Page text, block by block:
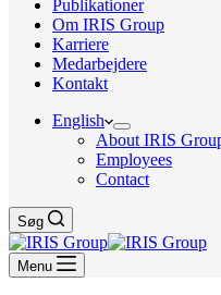
Publikationer
Om IRIS Group
Karriere
Medarbejdere
Kontakt
English
About IRIS
Employees
Contact
Søg
Menu